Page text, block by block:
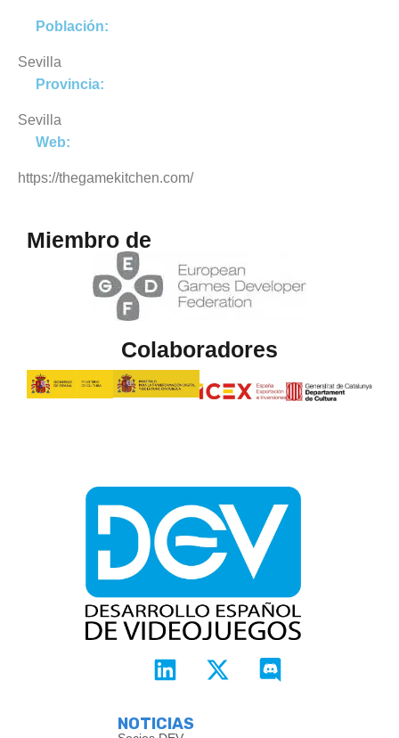
Población:
Sevilla
Provincia:
Sevilla
Web:
https://thegamekitchen.com/
Miembro de
Colaboradores
NOTICIAS